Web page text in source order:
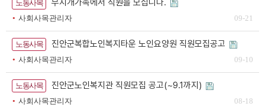
노동사목 무지개가족에서 직원을 모십니다.
사회사목관리자 09-21
노동사목 진안군복합노인복지타운 노인요양원 직원모집공고
사회사목관리자 09-10
노동사목 진안군노인복지관 직원모집 공고(~9.1까지)
사회사목관리자 08-18